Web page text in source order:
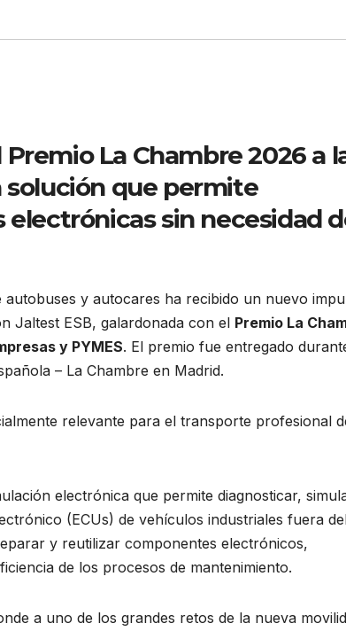
La Chambre 2026 a
solución que permite
sin necesidad
y autocares ha recibido un nuevo
Jaltest ESB, galardonada con el Premio La
y PYMES. El premio fue entregado
– La Chambre en Madrid.
relevante para el transporte profesional
electrónica que permite diagnosticar,
(ECUs) de vehículos industriales fuera
y reutilizar componentes electrónicos,
de los procesos de mantenimiento.
a uno de los grandes retos de la nueva